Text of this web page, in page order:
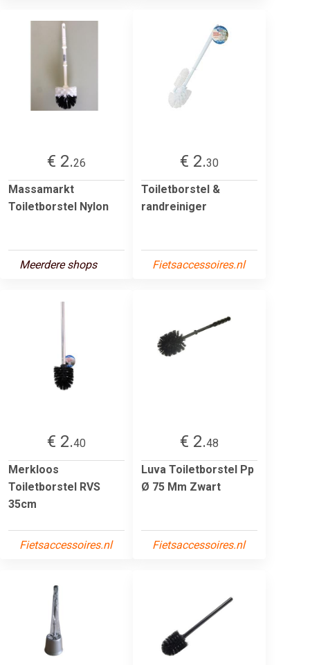
€ 2.26
Massamarkt
Toiletborstel Nylon
Meerdere shops
€ 2.30
Toiletborstel &
randreiniger
Fietsaccessoires.nl
€ 2.40
Merkloos
Toiletborstel RVS
35cm
Fietsaccessoires.nl
€ 2.48
Luva Toiletborstel Pp
Ø 75 Mm Zwart
Fietsaccessoires.nl